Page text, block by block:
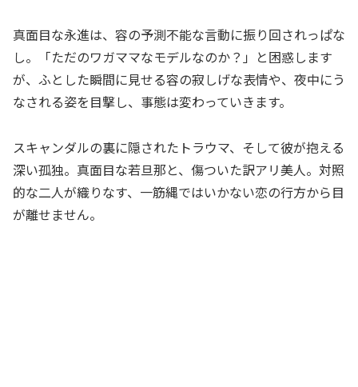
真面目な永進は、容の予測不能な言動に振り回されっぱな
し。「ただのワガママなモデルなのか？」と困惑します
が、ふとした瞬間に見せる容の寂しげな表情や、夜中にう
なされる姿を目撃し、事態は変わっていきます。
スキャンダルの裏に隠されたトラウマ、そして彼が抱える
深い孤独。真面目な若旦那と、傷ついた訳アリ美人。対照
的な二人が織りなす、一筋縄ではいかない恋の行方から目
が離せません。